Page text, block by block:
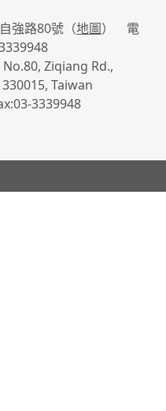
強路80號（地圖） 電
Ziqiang Rd.,
Taiwan
3339948